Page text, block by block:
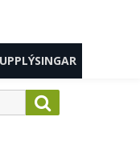
UPPLÝSINGAR